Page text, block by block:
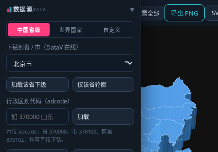
☰ 面板 地图 重置全部 导出 PNG
数据源DATA ▶
中国省级 世界国家 自定义
下钻到省 / 市（DataV 在线）
加载该省下级
仅该省轮廓
行政区划代码（adcode）
加载
六位 adcode，省 370000、市 370100、区县
370102，均可直接下钻。